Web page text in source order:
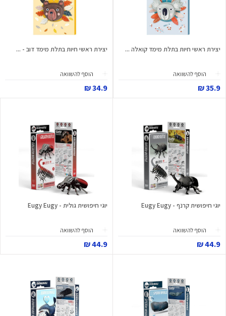
יצירת ראשי חיות בתלת מימד קואלה ...
הוסף להשוואה
35.9 ₪
יצירת ראשי חיות בתלת מימד דוב - ...
הוסף להשוואה
34.9 ₪
יוגי חיפושית קרנף - Eugy Eugy
הוסף להשוואה
44.9 ₪
יוגי חיפושית גולית - Eugy Eugy
הוסף להשוואה
44.9 ₪